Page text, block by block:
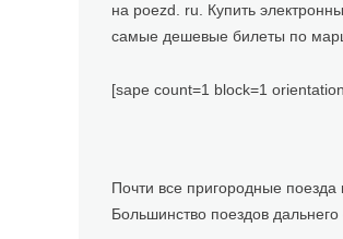
на poezd. ru. Купить
самые дешевые билеты по
[sape count=1 block=1
Почти все пригородные
Большинство поездов